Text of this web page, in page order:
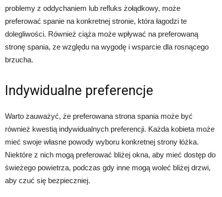
problemy z oddychaniem lub refluks żołądkowy, może
preferować spanie na konkretnej stronie, która łagodzi te
dolegliwości. Również ciąża może wpływać na preferowaną
stronę spania, ze względu na wygodę i wsparcie dla rosnącego
brzucha.
Indywidualne preferencje
Warto zauważyć, że preferowana strona spania może być
również kwestią indywidualnych preferencji. Każda kobieta może
mieć swoje własne powody wyboru konkretnej strony łóżka.
Niektóre z nich mogą preferować bliżej okna, aby mieć dostęp do
świeżego powietrza, podczas gdy inne mogą woleć bliżej drzwi,
aby czuć się bezpieczniej.